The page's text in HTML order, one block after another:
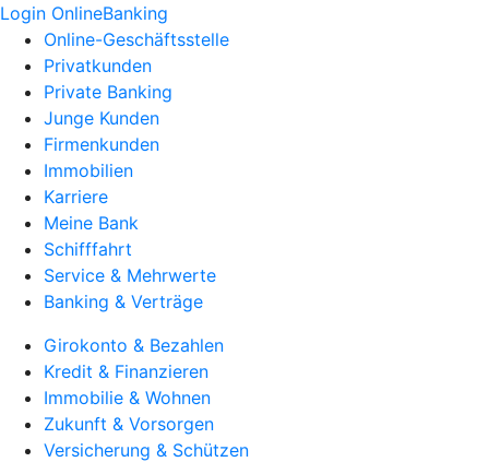
Login OnlineBanking
Online-Geschäftsstelle
Privatkunden
Private Banking
Junge Kunden
Firmenkunden
Immobilien
Karriere
Meine Bank
Schifffahrt
Service & Mehrwerte
Banking & Verträge
Girokonto & Bezahlen
Kredit & Finanzieren
Immobilie & Wohnen
Zukunft & Vorsorgen
Versicherung & Schützen